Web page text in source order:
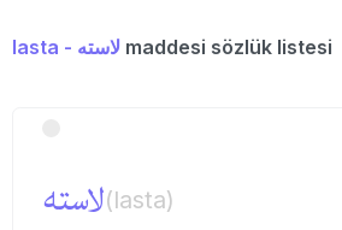
lasta - لاسته maddesi sözlük listesi
لاسته(lasta)